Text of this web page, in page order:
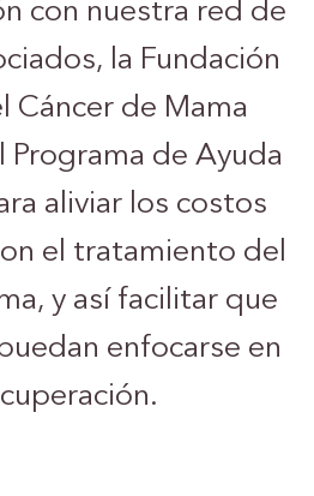
con nuestra red de
la Fundación
Cáncer de Mama
Programa de Ayuda
aliviar los costos
el tratamiento del
y así facilitar que
enfocarse en